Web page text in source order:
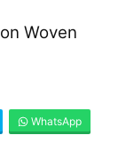
Woven
WhatsApp